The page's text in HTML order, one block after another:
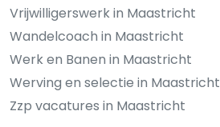
Vrijwilligerswerk in Maastricht
Wandelcoach in Maastricht
Werk en Banen in Maastricht
Werving en selectie in Maastricht
Zzp vacatures in Maastricht